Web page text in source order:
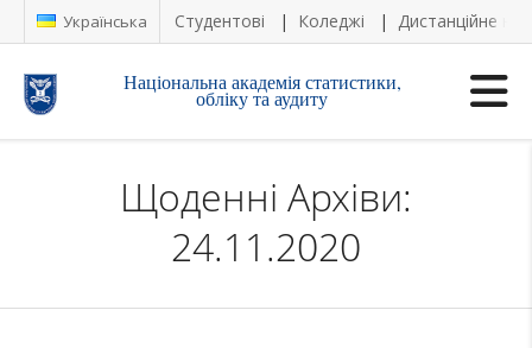
Українська Студентові Коледжі Дистанційне
Національна академія статистики,
обліку та аудиту
Щоденні Архіви:
24.11.2020